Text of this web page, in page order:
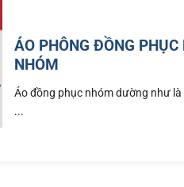
ÁO PHÔNG ĐỒNG
NHÓM
Áo đồng phục nhóm dường như
...